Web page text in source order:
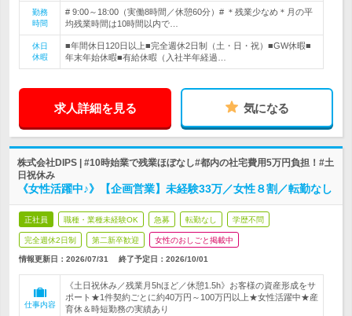
勤務
時間
# 9:00～18:00（実働8時間／休憩60分）# ＊残業少なめ＊月の平
均残業時間は10時間以内で…
休日
休暇
■年間休日120日以上■完全週休2日制（土・日・祝）■GW休暇■
年末年始休暇■有給休暇（入社半年経過…
求人詳細を見る 気になる
株式会社DIPS | #10時始業で残業ほぼなし#都内の社宅費用5万円負担！#土
日祝休み
《女性活躍中♪》【企画営業】未経験33万／女性８割／転勤なし
正社員 職種・業種未経験OK 急募 転勤なし 学歴不問
完全週休2日制 第二新卒歓迎 女性のおしごと掲載中
情報更新日：2026/07/31 終了予定日： 2026/10/01
仕事内容
《土日祝休み／残業月5hほど／休憩1.5h》お客様の資産形成をサ
ポート★1件契約ごとに約40万円～100万円以上★女性活躍中★産
育休＆時短勤務の実績あり